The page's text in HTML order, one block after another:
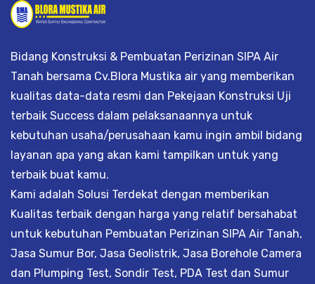
Bidang Konstruksi & Pembuatan Perizinan SIPA Air
Tanah bersama Cv.Blora Mustika air yang memberikan
kualitas data-data resmi dan Pekejaan Konstruksi Uji
terbaik Success dalam pelaksanaannya untuk
kebutuhan usaha/perusahaan kamu ingin ambil bidang
layanan apa yang akan kami tampilkan untuk yang
terbaik buat kamu.
Kami adalah Solusi Terdekat dengan memberikan
Kualitas terbaik dengan harga yang relatif bersahabat
untuk kebutuhan Pembuatan Perizinan SIPA Air Tanah,
Jasa Sumur Bor, Jasa Geolistrik, Jasa Borehole Camera
dan Plumping Test, Sondir Test, PDA Test dan Sumur